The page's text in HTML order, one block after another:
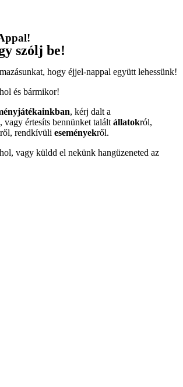
szólj be!
hogy éjjel-nappal együtt lehessünk!
és bármikor!
, kérj dalt a
vagy értesíts bennünket talált állatokról,
rendkívüli eseményekről.
vagy küldd el nekünk hangüzeneted az